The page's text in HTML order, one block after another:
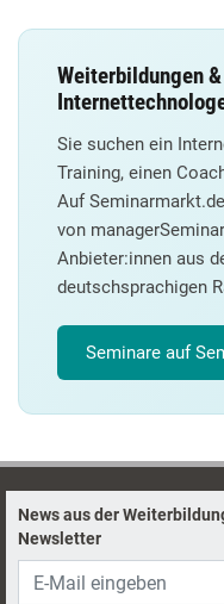
Weiterbildungen
Sie suchen ein
Training, einen
Auf
von
Anbieter:innen aus
deutschsprachigen
Seminare auf
News aus der
Newsletter